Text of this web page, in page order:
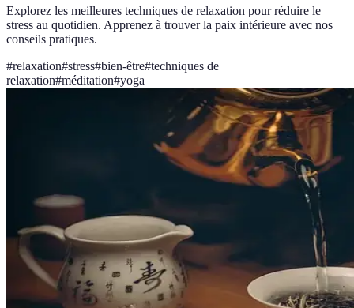
Explorez les meilleures techniques de relaxation pour réduire le
stress au quotidien. Apprenez à trouver la paix intérieure avec nos
conseils pratiques.
#relaxation#stress#bien-être#techniques de
relaxation#méditation#yoga